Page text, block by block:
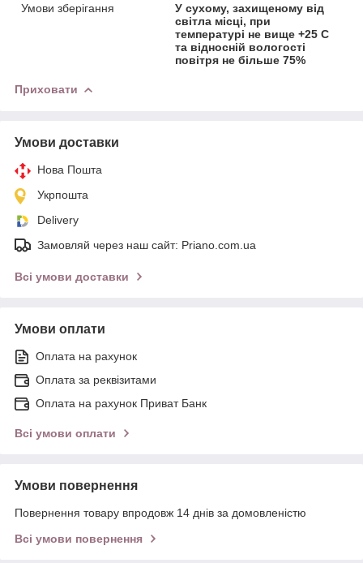
Умови зберігання
У сухому, захищеному від
світла місці, при
температурі не вище +25 С
та відносній вологості
повітря не більше 75%
Приховати
Умови доставки
Нова Пошта
Укрпошта
Delivery
Замовляй через наш сайт: Priano.com.ua
Всі умови доставки
Умови оплати
Оплата на рахунок
Оплата за реквізитами
Оплата на рахунок Приват Банк
Всі умови оплати
Умови повернення
Повернення товару впродовж 14 днів за домовленістю
Всі умови повернення